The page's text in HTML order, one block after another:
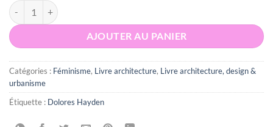
quantité de La Grande révolution - Une histoire de l'architecture
AJOUTER AU PANIER
Catégories : Féminisme, Livre architecture, Livre architecture, design &
urbanisme
Étiquette : Dolores Hayden